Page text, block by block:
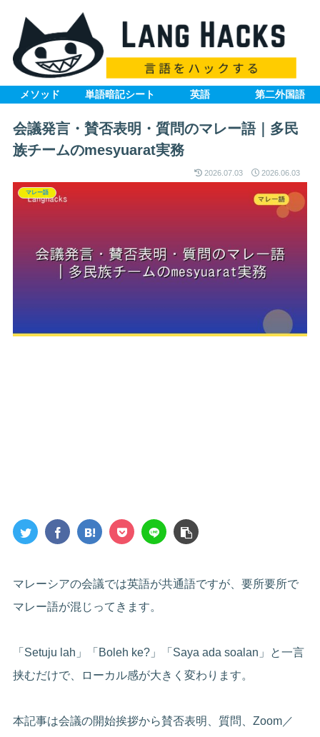
メソッド 単語暗記シート 英語 第二外国語
会議発言・賛否表明・質問のマレー語｜多民
族チームのmesyuarat実務
2026.07.03 2026.06.03
マレー語
マレーシアの会議では英語が共通語ですが、要所要所で
マレー語が混じってきます。
「Setuju lah」「Boleh ke?」「Saya ada soalan」と一言
挟むだけで、ローカル感が大きく変わります。
本記事は会議の開始挨拶から賛否表明、質問、Zoom／